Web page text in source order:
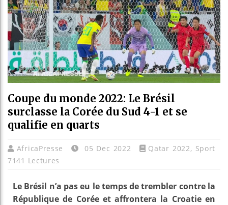
Bénin :
Coupe du monde 2022: Le Brésil
surclasse la Corée du Sud 4-1 et se
qualifie en quarts
AfricaPresse 05 Dec 2022 Qatar 2022, Sport
7141 Lectures
Le Brésil n’a pas eu le temps de trembler contre la
République de Corée et affrontera la Croatie en